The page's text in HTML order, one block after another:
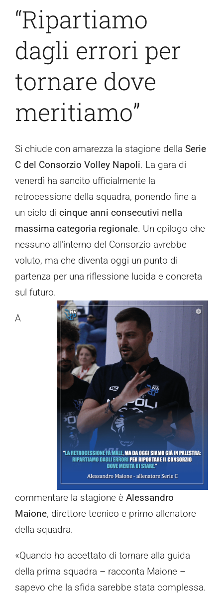
Contatti
“Ripartiamo
dagli errori per
tornare dove
meritiamo”
Si chiude con amarezza la stagione della Serie
C del Consorzio Volley Napoli. La gara di
venerdì ha sancito ufficialmente la
retrocessione della squadra, ponendo fine a
un ciclo di cinque anni consecutivi nella
massima categoria regionale. Un epilogo che
nessuno all’interno del Consorzio avrebbe
voluto, ma che diventa oggi un punto di
partenza per una riflessione lucida e concreta
sul futuro.
A
commentare la stagione è Alessandro
Maione, direttore tecnico e primo allenatore
della squadra.
«Quando ho accettato di tornare alla guida
della prima squadra – racconta Maione –
sapevo che la sfida sarebbe stata complessa.